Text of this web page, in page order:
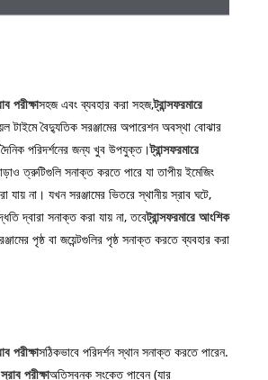
পরীক্ষাসহজ এবং ব্যবহার করা সহজ,ট্রান্সফরমারে
টাইমে বৈদ্যুতিক সরঞ্জামের অপারেশন অবস্থা বোঝার
দৈনিক পরিদর্শনের জন্য খুব উপযুক্ত।ট্রান্সফরমারে
ত্রুটিগুলি সনাক্ত করতে পারে যা তাপীয় ইমেজিং
যায় না। যখন সরঞ্জামের ভিতরে স্থানীয় স্রাব ঘটে,
দ্বারা সনাক্ত করা যায় না, তবেট্রান্সফরমারে আংশিক
পৃষ্ঠ বা জয়েন্টগুলির পৃষ্ঠ সনাক্ত করতে ব্যবহার করা
পরীক্ষাসঠিকভাবে পরিদর্শন স্থান সনাক্ত করতে পারেন.
পরীক্ষাঅতিস্বনক সংকেত পাবেন (যার